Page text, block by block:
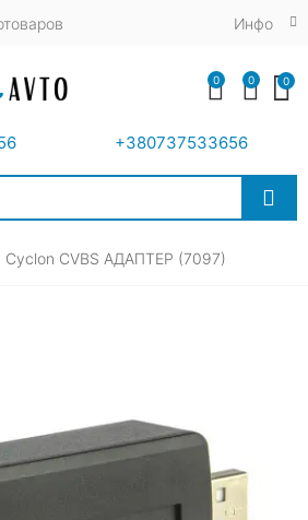
Инфо
menu
+380737533656
0 0 0
Cyclon CVBS АДАПТЕР (7097)